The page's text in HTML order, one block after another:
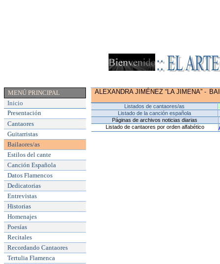
MENÚ PRINCIPAL
Inicio
Presentación
Cantaores
Guitarristas
Bailaores/as
Estilos del cante
Canción Española
Datos Flamencos
Dedicatorias
Entrevistas
Historias
Homenajes
Poesías
Recitales
Recordando Cantaores
Tertulia Flamenca
ALEXANDRA JIMÉNEZ “LA JIMENA”-
Listados de cantaores/as
Listado de la canción española
Páginas de archivos noticias diarias
Listado de cantaores por orden alfabético